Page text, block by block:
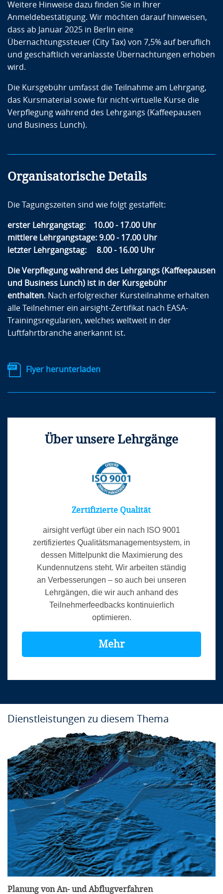
Weitere Hinweise dazu finden Sie in Ihrer
Anmeldebestätigung. Wir möchten darauf hinweisen,
dass ab Januar 2025 in Berlin eine
Übernachtungssteuer (City Tax) von 7,5% auf beruflich
und geschäftlich veranlasste Übernachtungen erhoben
wird.
Die Kursgebühr umfasst die Teilnahme am Lehrgang,
das Kursmaterial sowie für nicht-virtuelle Kurse die
Verpflegung während des Lehrgangs (Kaffeepausen
und Business Lunch).
Organisatorische Details
Die Tagungszeiten sind wie folgt gestaffelt:
erster Lehrgangstag: 10.00 - 17.00 Uhr
mittlere Lehrgangstage: 9.00 - 17.00 Uhr
letzter Lehrgangstag: 8.00 - 16.00 Uhr
Die Verpflegung während des Lehrgangs (Kaffeepausen
und Business Lunch) ist in der Kursgebühr
enthalten. Nach erfolgreicher Kursteilnahme erhalten
alle Teilnehmer ein airsight-Zertifikat nach EASA-
Trainingsregularien, welches weltweit in der
Luftfahrtbranche anerkannt ist.
Flyer herunterladen
Über unsere Lehrgänge
Zertifizierte Qualität
airsight verfügt über ein nach ISO 9001
zertifiziertes Qualitätsmanagementsystem, in
dessen Mittelpunkt die Maximierung des
Kundennutzens steht. Wir arbeiten ständig
an Verbesserungen – so auch bei unseren
Lehrgängen, die wir auch anhand des
Teilnehmerfeedbacks kontinuierlich
optimieren.
Mehr
Kursinfo
Ort:
In-house
Sprache:
Deutsch / Englisch
Dauer:
4 Tage
Anbieter:
airsight GmbH
Anfrage
Inhalt
Dienstleistungen zu diesem Thema
Planung von An- und Abflugverfahren